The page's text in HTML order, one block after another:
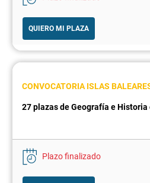
QUIERO MI PLAZA
CONVOCATORIA ISLAS
27 plazas de Geografía e
Plazo finalizado